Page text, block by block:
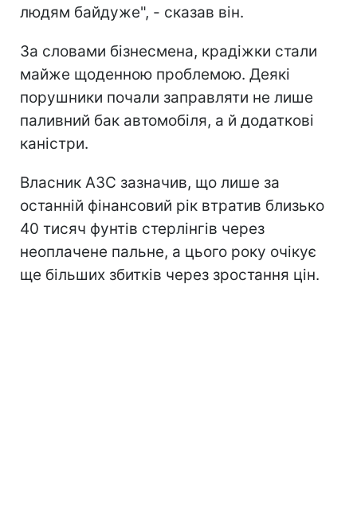
людям байдуже", - сказав він.
За словами бізнесмена, крадіжки стали
майже щоденною проблемою. Деякі
порушники почали заправляти не лише
паливний бак автомобіля, а й додаткові
каністри.
Власник АЗС зазначив, що лише за
останній фінансовий рік втратив близько
40 тисяч фунтів стерлінгів через
неоплачене пальне, а цього року очікує
ще більших збитків через зростання цін.